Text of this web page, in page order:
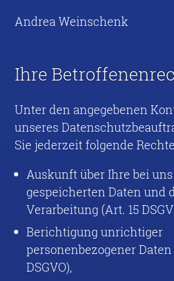
Andrea Weinschenk
Ihre
Unter den angegebenen
unseres
Sie jederzeit folgende
Auskunft über Ihre bei uns
gespeicherten Daten und
Verarbeitung (Art. 15
Berichtigung unrichtiger
personenbezogener Daten
DSGVO),